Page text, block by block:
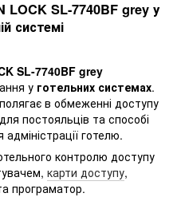
LOCK SL-7740BF grey у
системі
SL-7740BF grey
у готельних системах.
в обмеженні доступу
постояльців та способі
готелю.
контролю доступу
карти доступу,
програматор.